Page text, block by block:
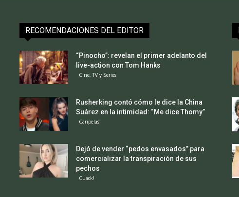
RECOMENDACIONES DEL EDITOR
“Pinocho”: revelan el primer adelanto del
live-action con Tom Hanks
Cine, TV y Series
Rusherking contó cómo le dice la China
Suárez en la intimidad: “Me dice Thomy”
Caripelas
Dejó de vender “pedos envasados” para
comercializar la transpiración de sus
pechos
Cuack!